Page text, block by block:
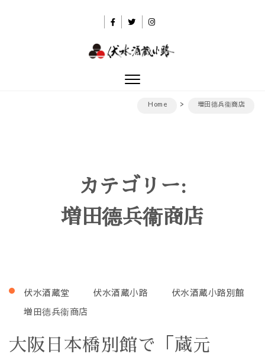
Toggle
Home
増田德兵衞商店
カテゴリー:
増田德兵衞商店
伏水酒蔵堂 伏水酒蔵小路
伏水酒蔵小路別館
増田德兵衞商店
大阪日本橋別館で「蔵元